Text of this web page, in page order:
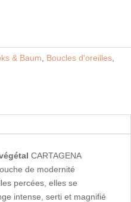
€.
& Baum Boucles d'oreilles
CARTAGENA
de modernité
percées, elles se
intense, serti et magnifié